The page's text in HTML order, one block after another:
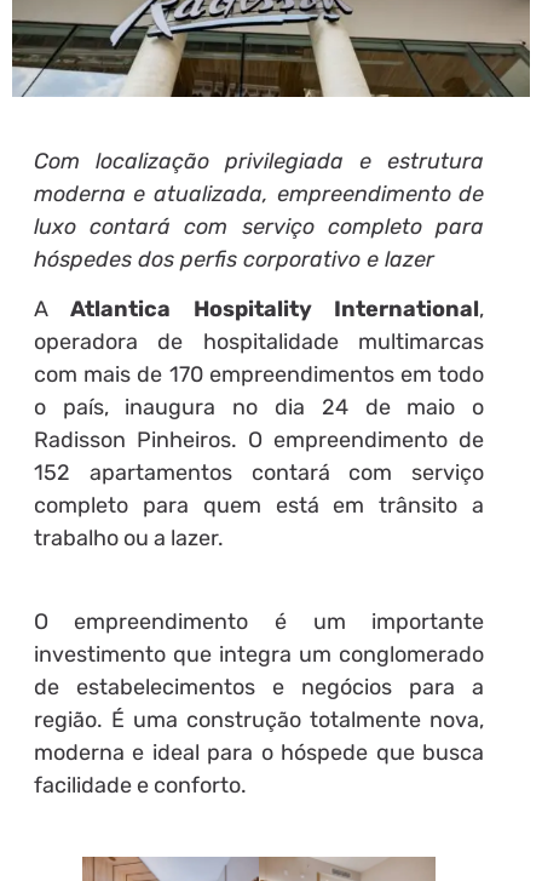
Com localização privilegiada e estrutura
moderna e atualizada, empreendimento de
luxo contará com serviço completo para
hóspedes dos perfis corporativo e lazer
AAtlantica Hospitality International,
operadora de hospitalidade multimarcas
com mais de 170 empreendimentos em todo
o país, inaugura no dia 24 de maio o
Radisson Pinheiros. O empreendimento de
152 apartamentos contará com serviço
completo para quem está em trânsito a
trabalho ou a lazer.
O empreendimento é um importante
investimento que integra um conglomerado
de estabelecimentos e negócios para a
região. É uma construção totalmente nova,
moderna e ideal para o hóspede que busca
facilidade e conforto.